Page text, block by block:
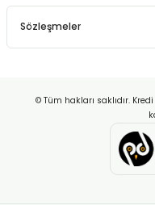
Sözleşmeler
© Tüm hakları saklıdır.